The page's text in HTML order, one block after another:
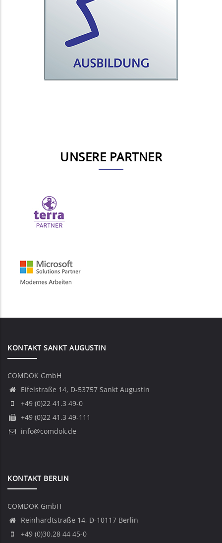
UNSERE PARTNER
KONTAKT SANKT AUGUSTIN
COMDOK GmbH
Eifelstraße 14, D-53757 Sankt Augustin
+49 (0)22 41.3 49-0
+49 (0)22 41.3 49-111
info@comdok.de
KONTAKT BERLIN
COMDOK GmbH
Reinhardtstraße 14, D-10117 Berlin
+49 (0)30.28 44 45-0